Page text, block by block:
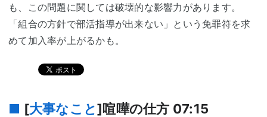
も、この問題に関しては破壊的な影響力があります。
「組合の方針で部活指導が出来ない」という免罪符を求
めて加入率が上がるかも。
■ [大事なこと]喧嘩の仕方 07:15